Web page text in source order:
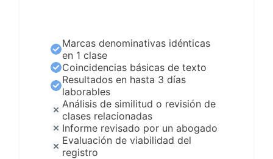
Marcas denominativas idénticas
en 1 clase
Coincidencias básicas de texto
Resultados en hasta 3 días
laborables
Análisis de similitud o revisión de
clases relacionadas
Informe revisado por un abogado
Evaluación de viabilidad del
registro